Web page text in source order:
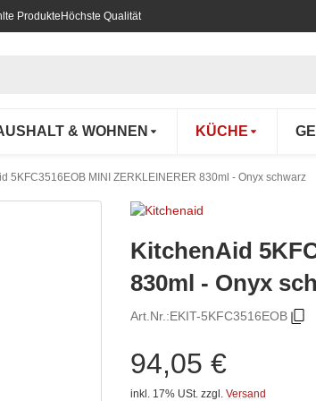
Produkte Höchste Qualität
& WOHNEN KÜCHE
5KFC3516EOB MINI ZERKLEINERER 830ml - Onyx schwarz
KitchenAid
830ml - Onyx
Art.Nr.:EKIT-5KFC3516EOB
94,05 €
inkl. 17% USt. zzgl. Versand